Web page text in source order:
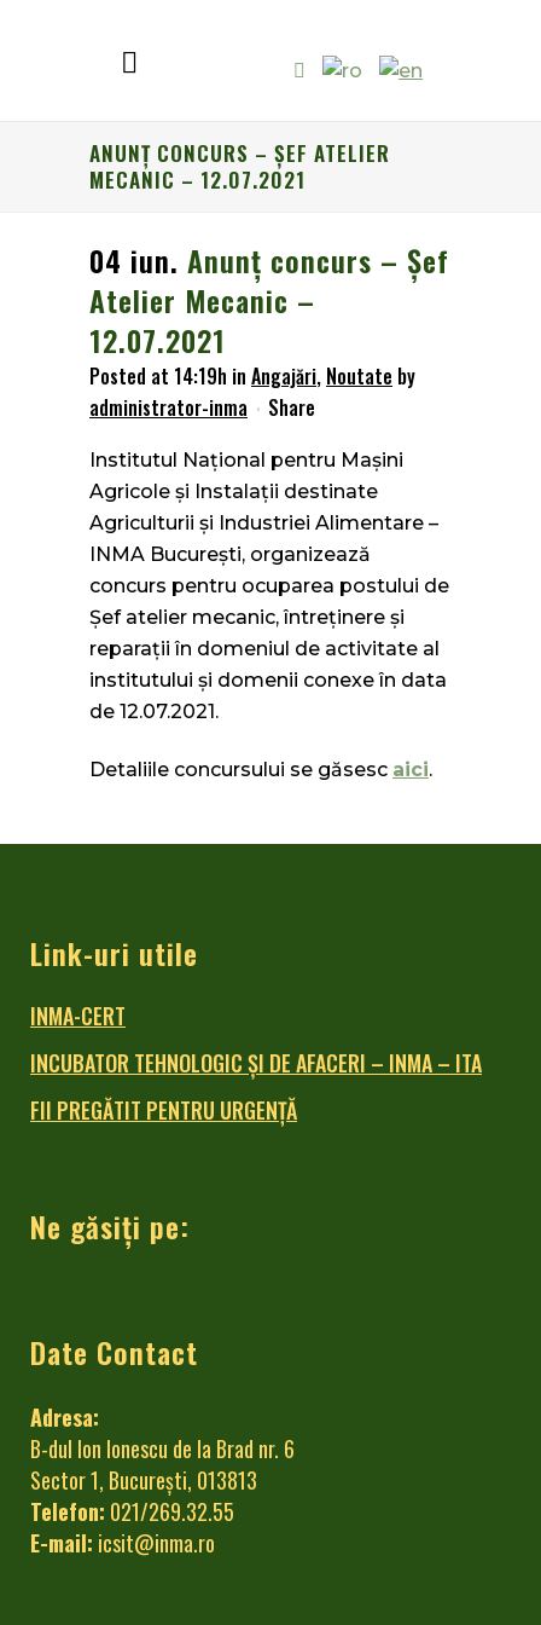
ANUNŢ CONCURS – ŞEF ATELIER
MECANIC – 12.07.2021
04 iun. Anunţ concurs – Şef
Atelier Mecanic –
12.07.2021
Posted at 14:19h in Angajări, Noutate by
administrator-inma
Share
Institutul Naţional pentru Maşini
Agricole şi Instalaţii destinate
Agriculturii şi Industriei Alimentare –
INMA Bucureşti, organizează
concurs pentru ocuparea postului de
Şef atelier mecanic, întreţinere şi
reparaţii în domeniul de activitate al
institutului şi domenii conexe în data
de 12.07.2021.
Detaliile concursului se găsesc aici.
Link-uri utile
INMA-CERT
INCUBATOR TEHNOLOGIC ŞI DE AFACERI – INMA – ITA
FII PREGĂTIT PENTRU URGENȚĂ
Ne găsiți pe:
Date Contact
Adresa:
B-dul Ion Ionescu de la Brad nr. 6
Sector 1, București, 013813
Telefon: 021/269.32.55
E-mail: icsit@inma.ro